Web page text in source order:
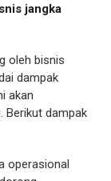
jangka
oleh bisnis
dampak
akan
Berikut dampak
operasional